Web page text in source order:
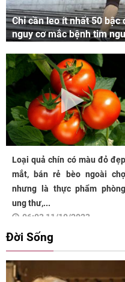
Chỉ cần leo ít nhất 50 bậc
nguy cơ mắc bệnh tim
Loại quả chín có màu đỏ đẹp
mắt, bán rẻ bèo ngoài chợ
nhưng là thực phẩm phòng
ung thư,...
06:03 11/10/2023
Đời Sống